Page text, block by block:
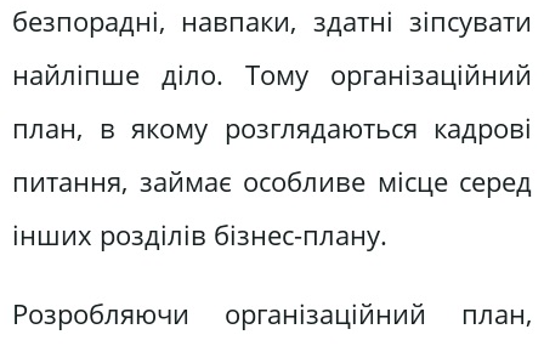
безпорадні, навпаки, здатні зіпсувати
найліпше діло. Тому організаційний
план, в якому розглядаються кадрові
питання, займає особливе місце серед
інших розділів бізнес-плану.
Розробляючи організаційний план,